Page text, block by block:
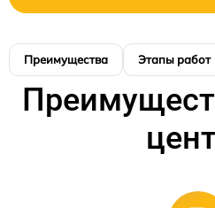
Преимущества Этапы работ